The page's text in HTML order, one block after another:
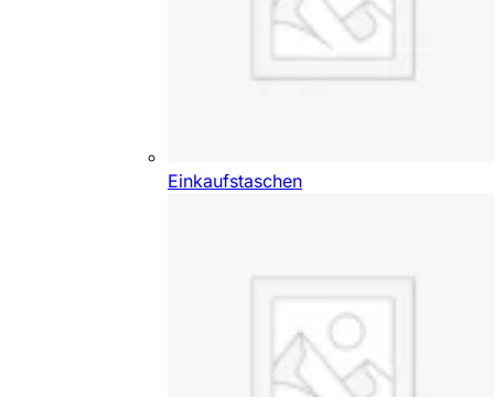
Einkaufstaschen